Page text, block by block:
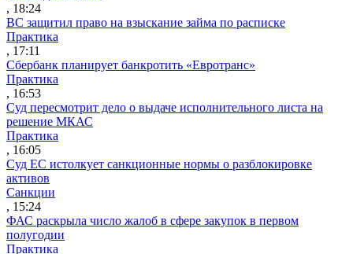
, 18:24
ВС защитил право на взыскание займа по расписке
Практика
, 17:11
Сбербанк планирует банкротить «Евротранс»
Практика
, 16:53
Суд пересмотрит дело о выдаче исполнительного листа на
решение МКАС
Практика
, 16:05
Суд ЕС истолкует санкционные нормы о разблокировке
активов
Санкции
, 15:24
ФАС раскрыла число жалоб в сфере закупок в первом
полугодии
Практика